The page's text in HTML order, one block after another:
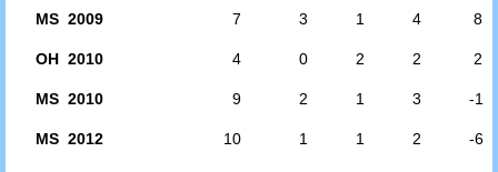
MS 2009 7 3 1 4 8
OH 2010 4 0 2 2 2
MS 2010 9 2 1 3 -1
MS 2012 10 1 1 2 -6